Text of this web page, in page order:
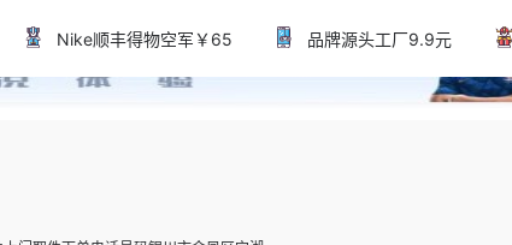
Nike顺丰得物空军￥65 品牌源头工厂9.9元